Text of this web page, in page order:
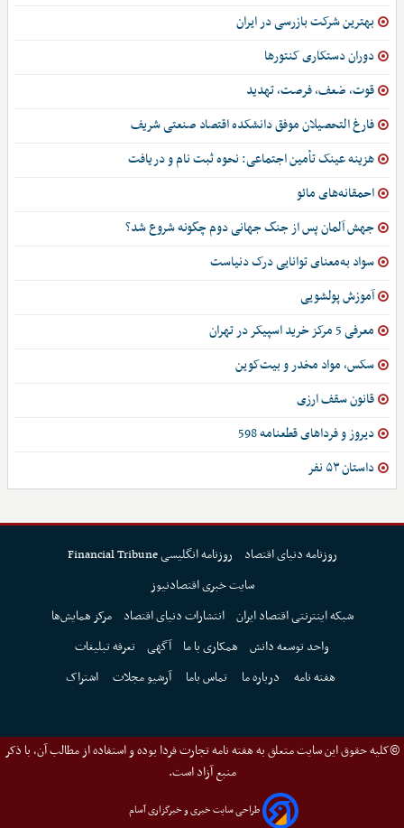
بهترین شرکت بازرسی در ایران
دوران دستکاری کنتورها
قوت، ضعف، فرصت، تهدید
فارغ التحصیلان موفق دانشکده اقتصاد صنعتی شریف
هزینه عینک تأمین اجتماعی: نحوه ثبت نام و دریافت
احمقانه‌های مائو
جهش آلمان پس از جنگ جهانی دوم چگونه شروع شد؟
سواد به‌معنای توانایی درک دنیاست
آموزش پولشویی
معرفی 5 مرکز خرید اسپیکر در تهران
سکس، مواد مخدر و بیت‌کوین
قانون سقف ارزی
دیروز و فرداهای قطعنامه 598
داستان ۵۳ نفر
روزنامه دنیای اقتصاد
روزنامه انگلیسی Financial Tribune
سایت خبری اقتصادنیوز
شبکه اینترنتی اقتصاد ایران انتشارات دنیای اقتصاد
مرکز همایش‌ها
واحد توسعه دانش همکاری با ما آگهی تعرفه تبلیغات
هفته نامه
درباره ما تماس باما آرشیو مجلات اشتراک
©کلیه حقوق این سایت متعلق به هفته نامه تجارت فردا بوده و استفاده از مطالب آن، با ذکر
منبع آزاد است.
طراحی سایت خبری و خبرگزاری آسام